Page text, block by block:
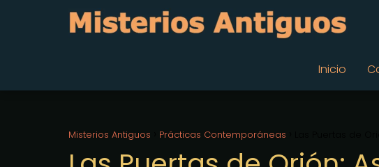
Inicio
Misterios Antiguos Prácticas Contemporáneas